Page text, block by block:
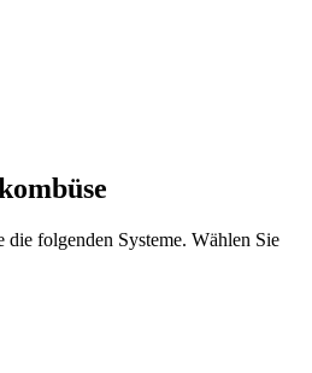
folgenden Systeme. Wählen Sie